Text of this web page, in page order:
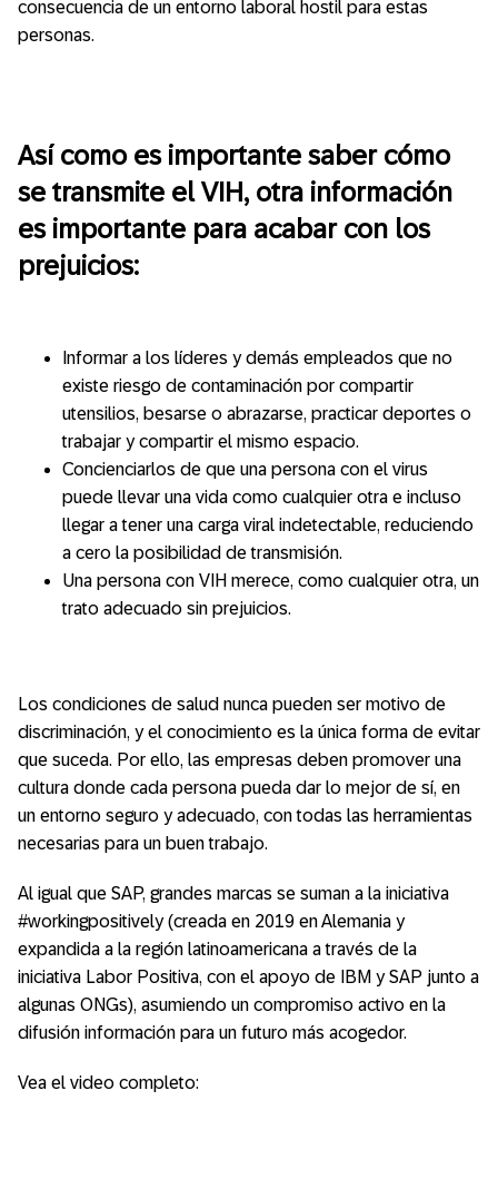
consecuencia de un entorno laboral hostil para estas
personas.
Así como es importante saber cómo
se transmite el VIH, otra información
es importante para acabar con los
prejuicios:
Informar a los líderes y demás empleados que no
existe riesgo de contaminación por compartir
utensilios, besarse o abrazarse, practicar deportes o
trabajar y compartir el mismo espacio.
Concienciarlos de que una persona con el virus
puede llevar una vida como cualquier otra e incluso
llegar a tener una carga viral indetectable, reduciendo
a cero la posibilidad de transmisión.
Una persona con VIH merece, como cualquier otra, un
trato adecuado sin prejuicios.
Los condiciones de salud nunca pueden ser motivo de
discriminación, y el conocimiento es la única forma de evitar
que suceda. Por ello, las empresas deben promover una
cultura donde cada persona pueda dar lo mejor de sí, en
un entorno seguro y adecuado, con todas las herramientas
necesarias para un buen trabajo.
Al igual que SAP, grandes marcas se suman a la iniciativa
#workingpositively (creada en 2019 en Alemania y
expandida a la región latinoamericana a través de la
iniciativa Labor Positiva, con el apoyo de IBM y SAP junto a
algunas ONGs), asumiendo un compromiso activo en la
difusión información para un futuro más acogedor.
Vea el video completo: